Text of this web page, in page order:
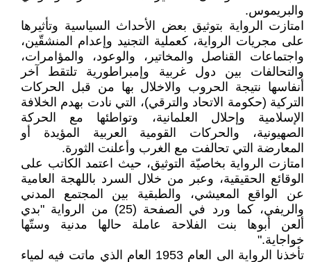
والبريموس.
امتازت الرواية بتوثيق بعض الأحداث السياسية وتأثيرها
على مجريات الرواية، كعملية التجنيد وإعدام المنشقّين،
واجتماعات القناصل والمخاتير، والوعود، والمؤامرات،
والتحالفات بين دول غربية وإمبراطورية تلتقط آخر
أنفاسها نتيجة الحروب والاخلال بها من قبل الحركات
التركية (حكومة الاتحاد والترقي)، التي نادت بهدم الخلافة
الإسلامية وإحلال العلمانية، وتواطئها مع الحركة
الصهيونية، والحركات القومية العربية المؤيدة أو
المعارضة التي تحالفت مع الغرب وأعلنت الثورة.
امتازت الرواية بخاصيّة التوثيق، حيث اعتمد الكاتب على
الوقائع الحقيقية، وعبر من خلال السرد باللهجة العامية
عن الواقع المعيشي، والطبقية بين المجتمع المدني
والريفي، كما ورد في الصفحة (25) من الرواية "بدي
ألعن أبوها بنت الفلاحة عاملة حالها مدنية وستّها
خواجاية."
تأخذنا الرواية الى العام 1953 العام الذي ماتت فيه لمياء